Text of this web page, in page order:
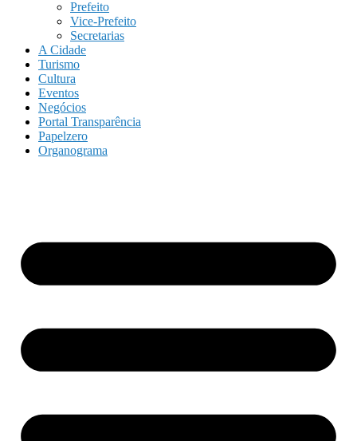
Prefeito
Vice-Prefeito
Secretarias
A Cidade
Turismo
Cultura
Eventos
Negócios
Portal Transparência
Papelzero
Organograma